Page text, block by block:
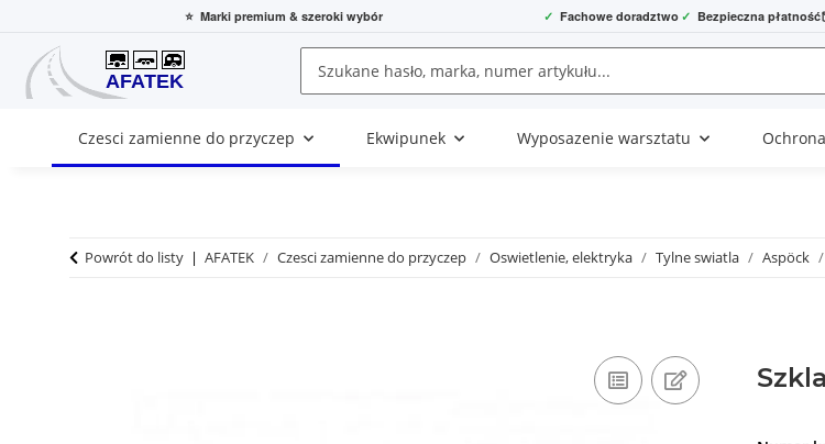
⭐ Marki premium & szeroki wybór ✓ Fachowe doradztwo ✓ Bezpieczna płatność
Czesci zamienne do przyczep Ekwipunek Wyposazenie warsztatu
Powrót do listy AFATEK Czesci zamienne do przyczep Oswietlenie, elektryka Tylne swiatla Aspöck